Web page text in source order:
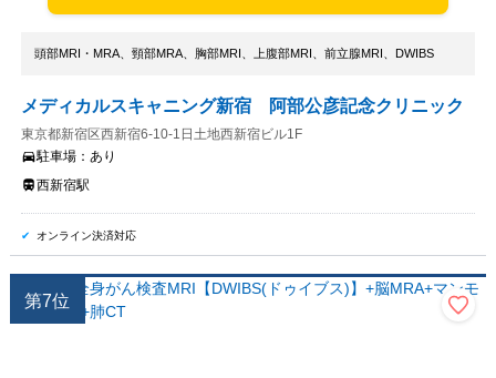
頭部MRI・MRA、頸部MRA、胸部MRI、上腹部MRI、前立腺MRI、DWIBS
メディカルスキャニング新宿 阿部公彦記念クリニック
東京都新宿区西新宿6-10-1日土地西新宿ビル1F
駐車場： あり
西新宿駅
オンライン決済対応
第7位